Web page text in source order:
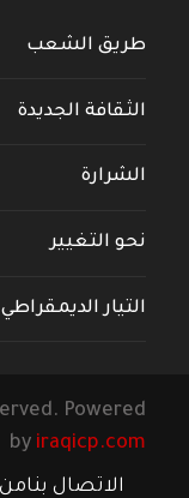
طريق الشعب
الثقافة الجديدة
الشرارة
نحو التغيير
التيار الديمقراطي
Powered
by iraqicp.com
الاتصال بنا